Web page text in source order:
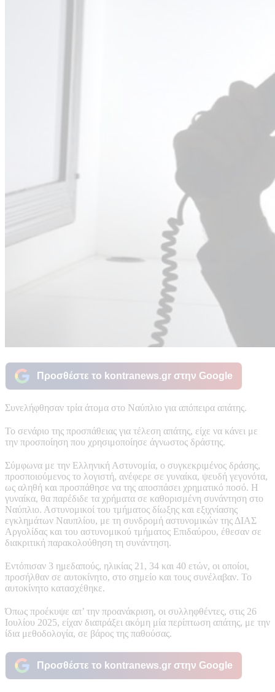
Προσθέστε το kontranews.gr στην Google
Συνελήφθησαν τρία άτομα στο Ναύπλιο για απόπειρα απάτης.
Το σενάριο της προσπάθειας για τέλεση απάτης, είχε να κάνει με
την προσποίηση που χρησιμοποίησε άγνωστος δράστης.
Σύμφωνα με την Ελληνική Αστυνομία, ο συγκεκριμένος δράσης,
προσποιούμενος το λογιστή, ανέφερε σε γυναίκα, ψευδή γεγονότα,
ως αληθή και προσπάθησε να της αποσπάσει χρηματικό ποσό. Η
γυναίκα, θα παρέδιδε τα χρήματα σε καθορισμένη συνάντηση στο
Ναύπλιο. Αστυνομικοί του τμήματος δίωξης και εξιχνίασης
εγκλημάτων Ναυπλίου, με τη συνδρομή αστυνομικών της ΔΙΑΣ
Αργολίδας και του αστυνομικού τμήματος Επιδαύρου, έθεσαν σε
διακριτική παρακολούθηση τη συνάντηση.
Εντόπισαν 3 ημεδαπούς, ηλικίας 21, 34 και 40 ετών, οι οποίοι,
προσήλθαν σε αυτοκίνητο, στο σημείο και τους συνέλαβαν. Το
αυτοκίνητο κατασχέθηκε.
Όπως προέκυψε απ’ την προανάκριση, οι συλληφθέντες, στις 26
Ιουλίου 2025, είχαν διαπράξει ακόμη μία περίπτωση απάτης, με την
ίδια μεθοδολογία, σε βάρος της παθούσας.
Προσθέστε το kontranews.gr στην Google